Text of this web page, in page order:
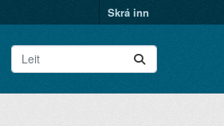
Skrá inn